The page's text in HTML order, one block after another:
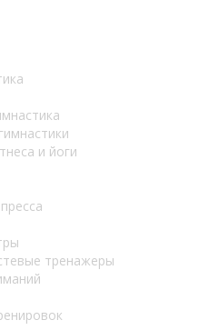
и йоги
тренажеры